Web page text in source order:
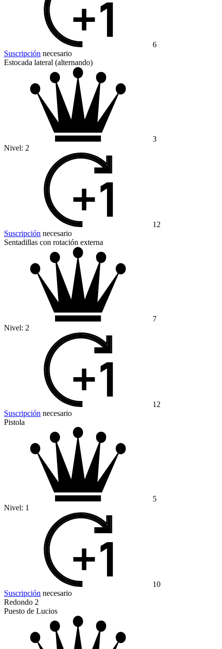
6
Suscripción necesario
Estocada lateral (alternando)
3
Nivel: 2
12
Suscripción necesario
Sentadillas con rotación externa
7
Nivel: 2
12
Suscripción necesario
Pistola
5
Nivel: 1
10
Suscripción necesario
Redondo 2
Puesto de Lucios